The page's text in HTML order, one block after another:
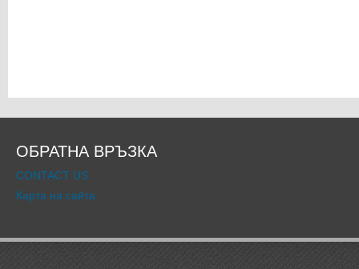
ОБРАТНА ВРЪЗКА
CONTACT US
Карта на сайта